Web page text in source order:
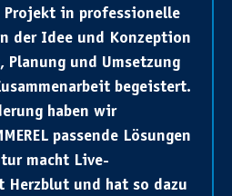
in professionelle
der Idee und Konzeption
Planung und Umsetzung
begeistert.
haben wir
passende Lösungen
macht Live-
und hat so dazu